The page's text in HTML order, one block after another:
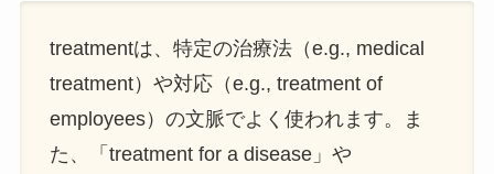
treatmentは、特定の治療法（e.g., medical
treatment）や対応（e.g., treatment of
employees）の文脈でよく使われます。ま
た、「treatment for a disease」や